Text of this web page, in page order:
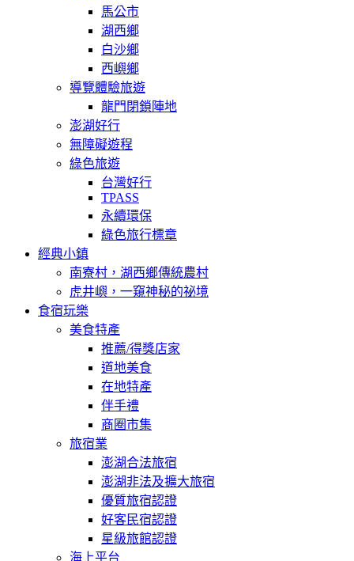
馬公市
湖西鄉
白沙鄉
西嶼鄉
導覽體驗旅遊
龍門閉鎖陣地
澎湖好行
無障礙遊程
綠色旅遊
台灣好行
TPASS
永續環保
綠色旅行標章
經典小鎮
南寮村，湖西鄉傳統農村
虎井嶼，一窺神秘的祕境
食宿玩樂
美食特產
推薦/得獎店家
道地美食
在地特產
伴手禮
商圈市集
旅宿業
澎湖合法旅宿
澎湖非法及擴大旅宿
優質旅宿認證
好客民宿認證
星級旅館認證
海上平台